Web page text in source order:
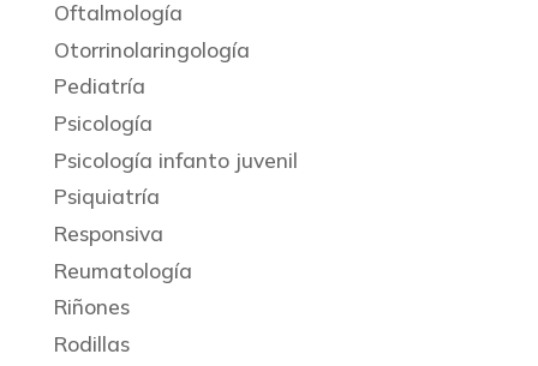
Oftalmología
Otorrinolaringología
Pediatría
Psicología
Psicología infanto juvenil
Psiquiatría
Responsiva
Reumatología
Riñones
Rodillas